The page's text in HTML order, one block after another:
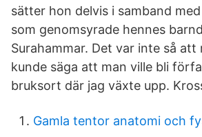
sätter hon delvis i samband
som genomsyrade hennes
Surahammar. Det var inte så
kunde säga att man ville bli
bruksort där jag växte upp.
Gamla tentor anatomi och